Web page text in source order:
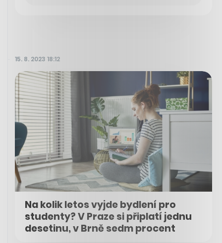
15. 8. 2023 18:12
Na kolik letos vyjde bydlení pro
studenty? V Praze si připlatí jednu
desetinu, v Brně sedm procent